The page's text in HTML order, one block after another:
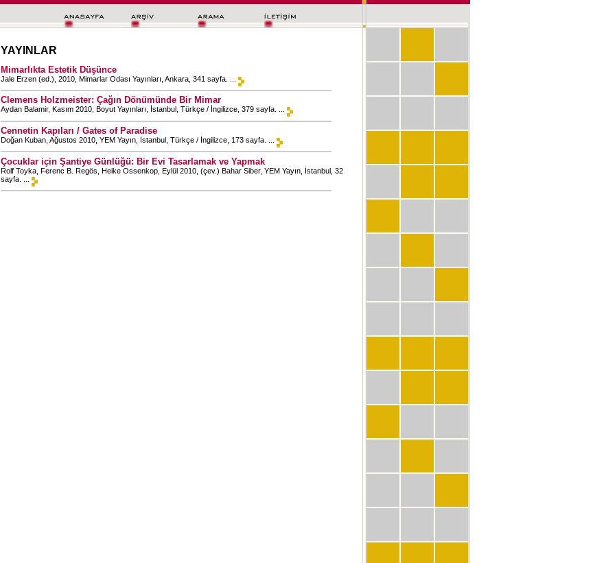
YAYINLAR
Mimarlıkta Estetik Düşünce
Jale Erzen (ed.), 2010, Mimarlar Odası Yayınları, Ankara, 341 sayfa. ...
Clemens Holzmeister: Çağın Dönümünde Bir Mimar
Aydan Balamir, Kasım 2010, Boyut Yayınları, İstanbul, Türkçe / İngilizce, 379 sayfa. ...
Cennetin Kapıları / Gates of Paradise
Doğan Kuban, Ağustos 2010, YEM Yayın, İstanbul, Türkçe / İngilizce, 173 sayfa. ...
Çocuklar için Şantiye Günlüğü: Bir Evi Tasarlamak ve Yapmak
Rolf Toyka, Ferenc B. Regös, Heike Ossenkop, Eylül 2010, (çev.) Bahar Siber, YEM Yayın, İstanbul, 32
sayfa. ...